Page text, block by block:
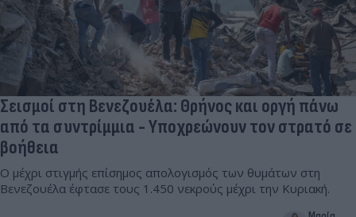
Σεισμοί στη Βενεζουέλα: Θρήνος και οργή πάνω
από τα συντρίμμια - Υποχρεώνουν τον στρατό σε
βοήθεια
Ο μέχρι στιγμής επίσημος απολογισμός των θυμάτων στη
Βενεζουέλα έφτασε τους 1.450 νεκρούς μέχρι την Κυριακή.